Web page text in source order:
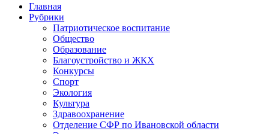
Промотать
содержимому
Главная
Рубрики
Патриотическое воспитание
Общество
Образование
Благоустройство и ЖКХ
Конкурсы
Спорт
Экология
Культура
Здравоохранение
Отделение СФР по Ивановской области